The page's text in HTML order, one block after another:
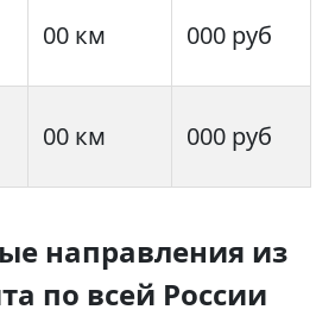
00 км 000 руб
00 км 000 руб
направления из
по всей России